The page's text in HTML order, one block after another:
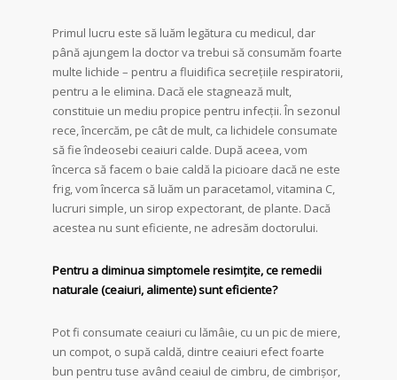
Primul lucru este să luăm legătura cu medicul, dar
până ajungem la doctor va trebui să consumăm foarte
multe lichide – pentru a fluidifica secrețiile respiratorii,
pentru a le elimina. Dacă ele stagnează mult,
constituie un mediu propice pentru infecții. În sezonul
rece, încercăm, pe cât de mult, ca lichidele consumate
să fie îndeosebi ceaiuri calde. După aceea, vom
încerca să facem o baie caldă la picioare dacă ne este
frig, vom încerca să luăm un paracetamol, vitamina C,
lucruri simple, un sirop expectorant, de plante. Dacă
acestea nu sunt eficiente, ne adresăm doctorului.
Pentru a diminua simptomele resimțite, ce remedii
naturale (ceaiuri, alimente) sunt eficiente?
Pot fi consumate ceaiuri cu lămâie, cu un pic de miere,
un compot, o supă caldă, dintre ceaiuri efect foarte
bun pentru tuse având ceaiul de cimbru, de cimbrișor,